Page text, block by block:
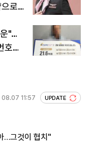
로
"…
호조
08.07 11:57 UPDATE
…그것이 협치"